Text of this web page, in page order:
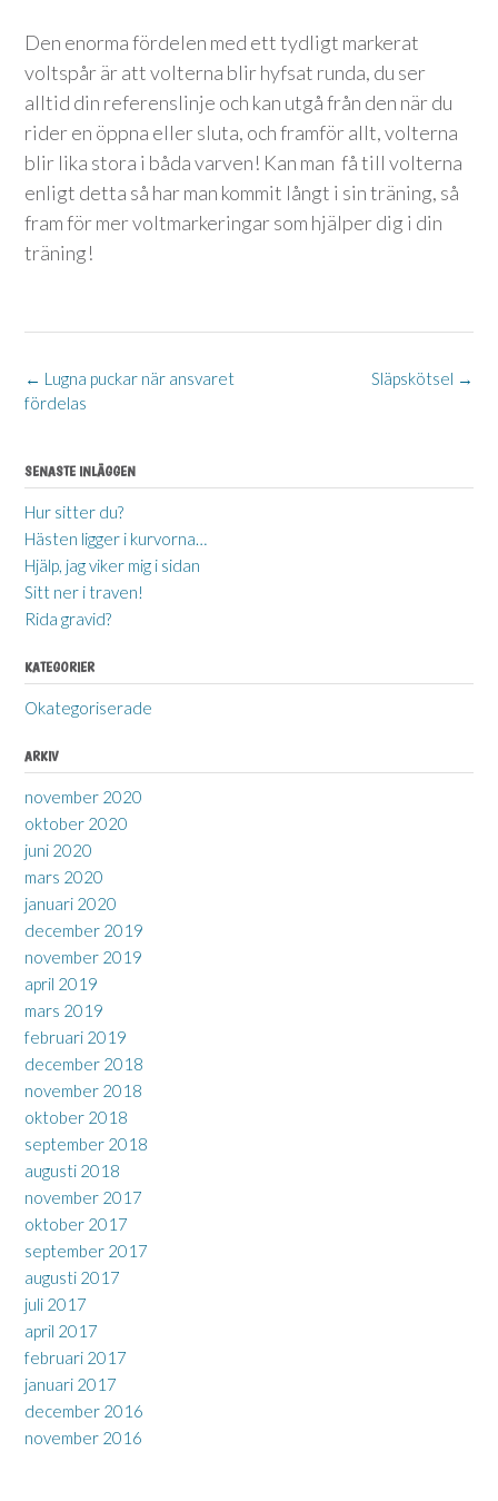
Den enorma fördelen med ett tydligt markerat
voltspår är att volterna blir hyfsat runda, du ser
alltid din referenslinje och kan utgå från den när du
rider en öppna eller sluta, och framför allt, volterna
blir lika stora i båda varven! Kan man få till volterna
enligt detta så har man kommit långt i sin träning, så
fram för mer voltmarkeringar som hjälper dig i din
träning!
Post
Släpskötsel →
← Lugna puckar när ansvaret
fördelas
SENASTE INLÄGGEN
Hur sitter du?
Hästen ligger i kurvorna…
Hjälp, jag viker mig i sidan
Sitt ner i traven!
Rida gravid?
KATEGORIER
Okategoriserade
ARKIV
november 2020
oktober 2020
juni 2020
mars 2020
januari 2020
december 2019
november 2019
april 2019
mars 2019
februari 2019
december 2018
november 2018
oktober 2018
september 2018
augusti 2018
november 2017
oktober 2017
september 2017
augusti 2017
juli 2017
april 2017
februari 2017
januari 2017
december 2016
november 2016